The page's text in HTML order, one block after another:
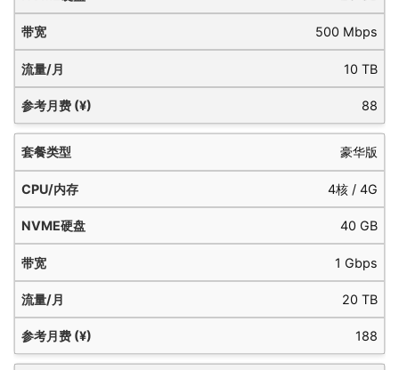
500 Mbps
10 TB
88
豪华版
4核 / 4G
40 GB
1 Gbps
20 TB
188